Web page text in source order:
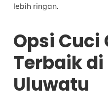
lebih ringan.
Opsi Cuci
Terbaik
Uluwatu